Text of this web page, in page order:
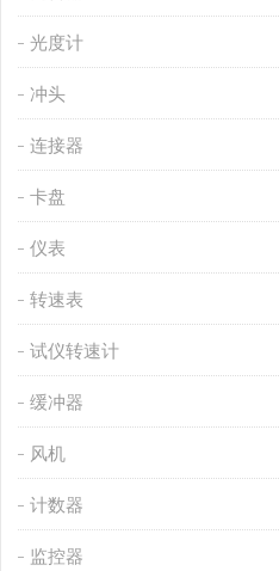
光度计
冲头
连接器
卡盘
仪表
转速表
试仪转速计
缓冲器
风机
计数器
监控器